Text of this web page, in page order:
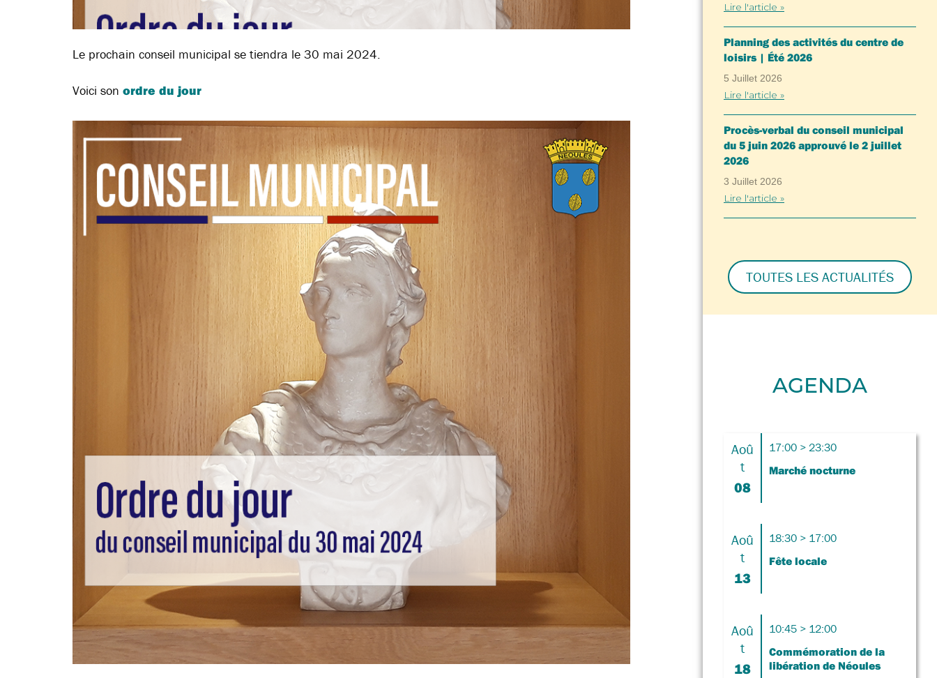
Le prochain conseil municipal se tiendra le 30 mai 2024.
Voici son ordre du jour
Lire l'article »
Planning des activités du centre de
loisirs | Été 2026
5 Juillet 2026
Lire l'article »
Procès-verbal du conseil municipal
du 5 juin 2026 approuvé le 2 juillet
2026
3 Juillet 2026
Lire l'article »
TOUTES LES ACTUALITÉS
AGENDA
Aoû
t
08
17:00 > 23:30
Marché nocturne
Aoû
t
13
18:30 > 17:00
Fête locale
Aoû
t
18
10:45 > 12:00
Commémoration de la
libération de Néoules